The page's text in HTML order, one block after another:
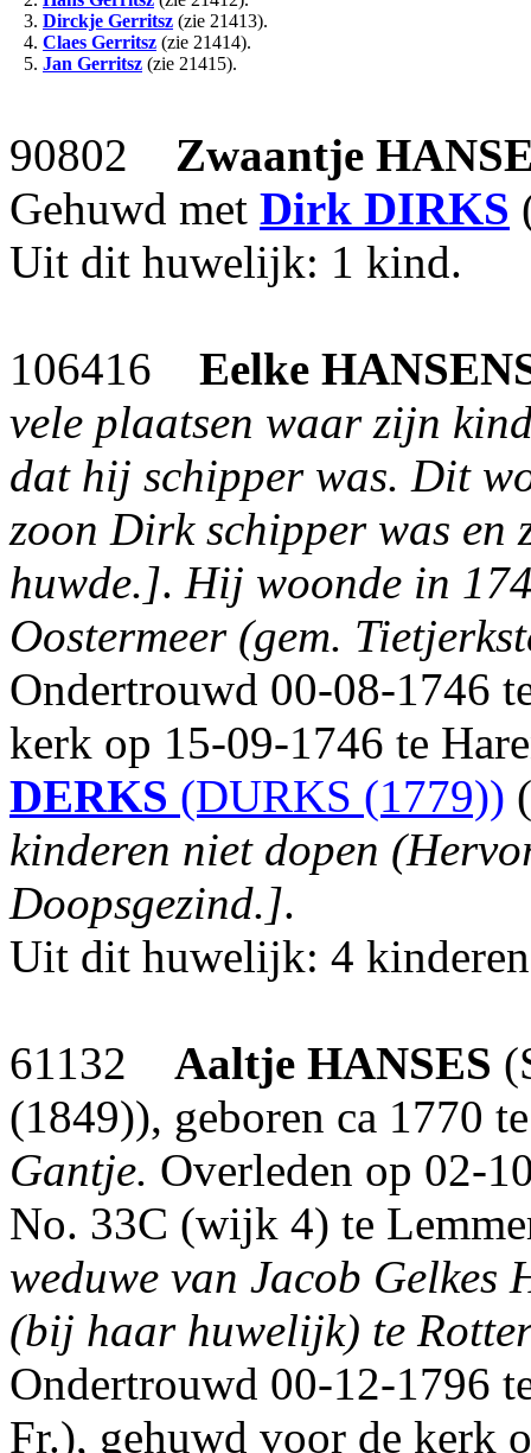
3. Dirckje Gerritsz (zie 21413).
4. Claes Gerritsz (zie 21414).
5. Jan Gerritsz (zie 21415).
90802 Zwaantje
Gehuwd met Dirk DIRKS
Uit dit huwelijk: 1 kind.
106416 Eelke
vele plaatsen waar zijn
dat hij schipper was. Dit
zoon Dirk schipper was en
huwde.]. Hij woonde in
Oostermeer (gem.
Ondertrouwd 00-08-1746
kerk op 15-09-1746 te
DERKS (DURKS (1779))
kinderen niet dopen
Doopsgezind.].
Uit dit huwelijk: 4
61132 Aaltje HANSES
(1849)), geboren ca 1770
Gantje. Overleden op 02-
No. 33C (wijk 4) te
weduwe van Jacob Gelkes
(bij haar huwelijk) te
Ondertrouwd 00-12-1796
Fr.), gehuwd voor de kerk